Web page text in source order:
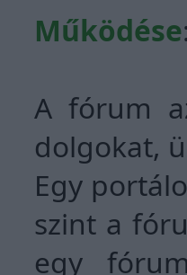
Működése:
A fórum
dolgokat,
Egy
szint a
egy